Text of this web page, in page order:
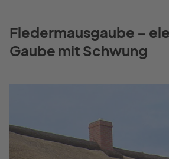
Fledermausgaube –
Gaube mit Schwung